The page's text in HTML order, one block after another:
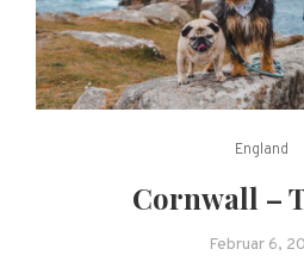
England
Cornwall –
Februar 6,